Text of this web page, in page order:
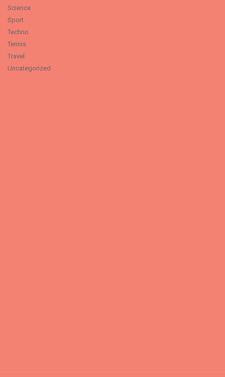
Science
Sport
Techno
Tennis
Travel
Uncategorized